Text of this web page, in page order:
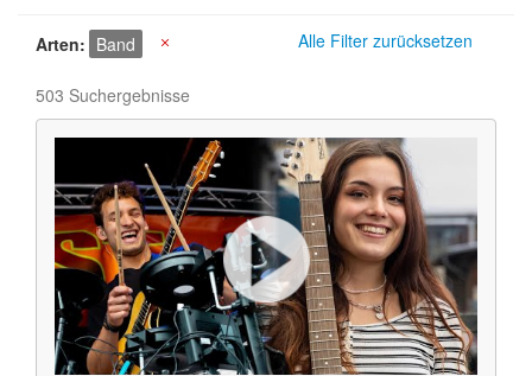
Alle Filter zurücksetzen
Arten Band
503 Suchergebnisse